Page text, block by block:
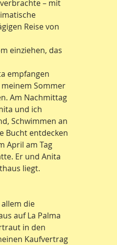
– mit
Reise von
einziehen, das
empfangen
Sommer
Am Nachmittag
und ich
Schwimmen an
Bucht entdecken
April am Tag
Er und Anita
liegt.
die
auf La Palma
in den
Kaufvertrag